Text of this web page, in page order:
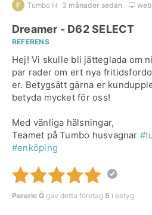
Tumbo H 3 månader sedan web
Dreamer - D62 SELECT
REFERENS
Hej! Vi skulle bli jätteglada om
par rader om ert nya
er. Betygsätt gärna er
betyda mycket för oss!
Med vänliga hälsningar,
Teamet på Tumbo husvagnar
#enköping
Pereric Ö gav detta företag 5 i betyg